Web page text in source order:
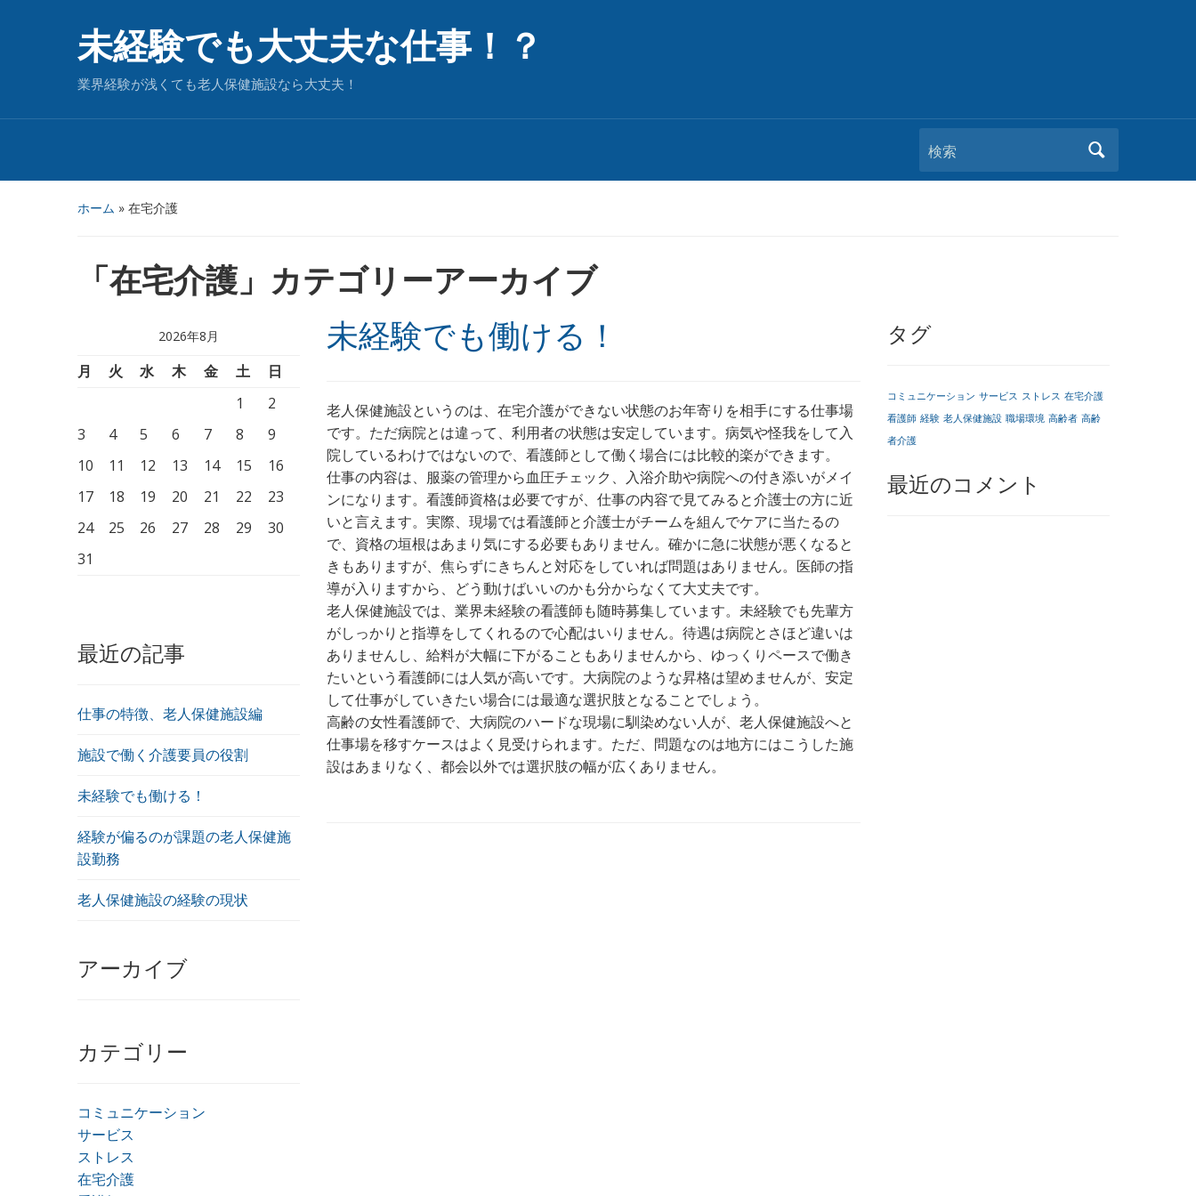
未経験でも大丈夫な仕事！？
業界経験が浅くても老人保健施設なら大丈夫！
検索
ホーム » 在宅介護
「 在宅介護」カテゴリーアーカイブ
2026年8月
月 火 水 木 金 土
日
1
2
3
4 5 6 7 8
9
10
11 12 13 14 15
16
17
18 19 20 21 22
23
24
25 26 27 28 29
30
31
最近の記事
仕事の特徴、老人保健施設編
施設で働く介護要員の役割
未経験でも働ける！
経験が偏るのが課題の老人保健施
設勤務
老人保健施設の経験の現状
アーカイブ
カテゴリー
コミュニケーション
サービス
ストレス
在宅介護
未経験でも働ける！
老人保健施設というのは、在宅介護ができない状態のお年寄りを相手にする仕事場
です。ただ病院とは違って、利用者の状態は安定しています。病気や怪我をして入
院しているわけではないので、看護師として働く場合には比較的楽ができます。
仕事の内容は、服薬の管理から血圧チェック、入浴介助や病院への付き添いがメイ
ンになります。看護師資格は必要ですが、仕事の内容で見てみると介護士の方に近
いと言えます。実際、現場では看護師と介護士がチームを組んでケアに当たるの
で、資格の垣根はあまり気にする必要もありません。確かに急に状態が悪くなると
きもありますが、焦らずにきちんと対応をしていれば問題はありません。医師の指
導が入りますから、どう動けばいいのかも分からなくて大丈夫です。
老人保健施設では、業界未経験の看護師も随時募集しています。未経験でも先輩方
がしっかりと指導をしてくれるので心配はいりません。待遇は病院とさほど違いは
ありませんし、給料が大幅に下がることもありませんから、ゆっくりペースで働き
たいという看護師には人気が高いです。大病院のような昇格は望めませんが、安定
して仕事がしていきたい場合には最適な選択肢となることでしょう。
高齢の女性看護師で、大病院のハードな現場に馴染めない人が、老人保健施設へと
仕事場を移すケースはよく見受けられます。ただ、問題なのは地方にはこうした施
設はあまりなく、都会以外では選択肢の幅が広くありません。
タグ
コミュニケーション サービス ストレス 在宅介護
看護師 経験 老人保健施設 職場環境 高齢者 高齢
者介護
最近のコメント